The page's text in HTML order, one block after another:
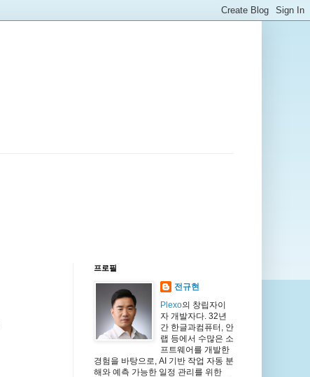
프로필
전규현
Plexo의 창립자이
자 개발자다. 32년
간 한글과컴퓨터, 안
랩 등에서 수많은 소
프트웨어를 개발한
경험을 바탕으로, AI 기반 작업 자동 분
해와 예측 가능한 일정 관리를 위한